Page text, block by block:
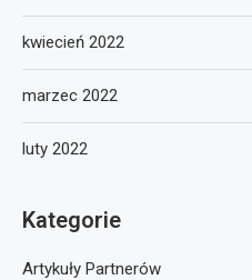
kwiecień 2022
marzec 2022
luty 2022
Kategorie
Artykuły Partnerów